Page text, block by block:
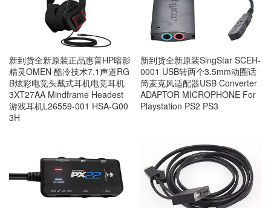
新到货全新原装正品惠普HP暗影
精灵OMEN 酷冷技术7.1声道RG
B炫彩电竞头戴式耳机电竞耳机
3XT27AA Mindframe Headest
游戏耳机L26559-001 HSA-G00
3H
新到货全新原装SingStar SCEH-
0001 USB转两个3.5mm动圈话
筒麦克风适配器USB Converter
ADAPTOR MICROPHONE For
Playstation PS2 PS3